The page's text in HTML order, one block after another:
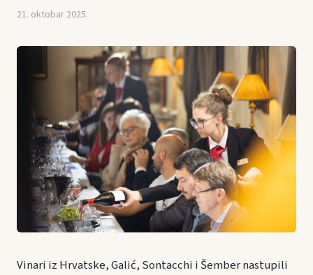
21. oktobar 2025.
Vinari iz Hrvatske, Galić, Sontacchi i Šember nastupili